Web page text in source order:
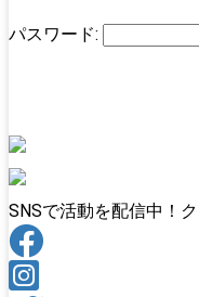
パスワード:
SNSで活動を配信中！